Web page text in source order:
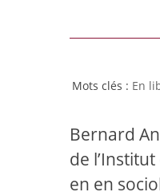
En
Bernard
de
en en